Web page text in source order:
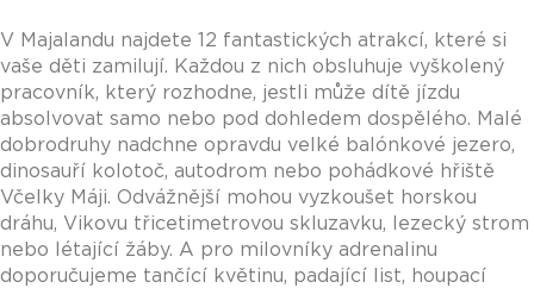
V Majalandu najdete 12 fantastických atrakcí, které si
vaše děti zamilují. Každou z nich obsluhuje vyškolený
pracovník, který rozhodne, jestli může dítě jízdu
absolvovat samo nebo pod dohledem dospělého. Malé
dobrodruhy nadchne opravdu velké balónkové jezero,
dinosauří kolotoč, autodrom nebo pohádkové hřiště
Včelky Máji. Odvážnější mohou vyzkoušet horskou
dráhu, Vikovu třicetimetrovou skluzavku, lezecký strom
nebo létající žáby. A pro milovníky adrenalinu
doporučujeme tančící květinu, padající list, houpací